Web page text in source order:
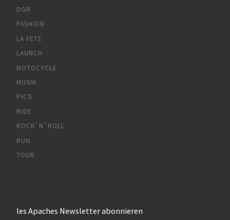
DGR
FASHION
LA FETE
LAUNCH
MOTOCYCLE
MUSIK
PICS
RIDE
ROCK`N`ROLL
RUN
TOUR
les Apaches Newsletter abonnieren